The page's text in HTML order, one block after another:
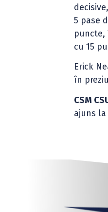
5 pase
puncte,
cu 15
Erick
în
CSM
ajuns la